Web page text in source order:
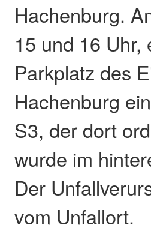
Hachenburg.
15 und 16
Parkplatz des
Hachenburg
S3, der dort
wurde im
Der
vom Unfallort.